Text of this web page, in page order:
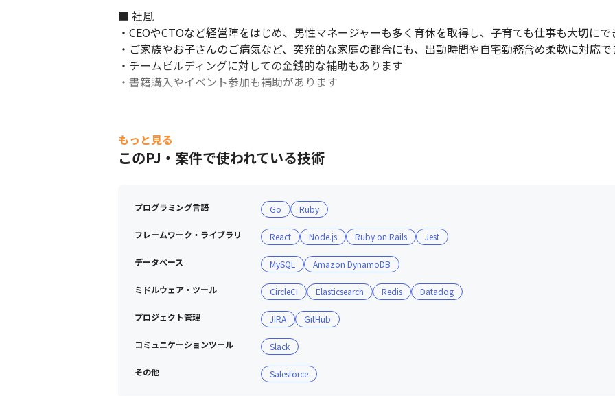
■ 社風
・CEOやCTOなど経営陣をはじめ、男性マネージャーも多く育休を取得し、子育ても仕事も大切に
・ご家族やお子さんのご病気など、突発的な家庭の都合にも、出勤時間や自宅勤務含め柔軟に対応で
・チームビルディングに対しての金銭的な補助もあります
・書籍購入やイベント参加も補助があります
もっと見る
このPJ・案件で使われている技術
プログラミング言語 Go Ruby
フレームワーク・ライブラリ React Node.js Ruby on Rails Jest
データベース MySQL Amazon DynamoDB
ミドルウェア・ツール CircleCI Elasticsearch Redis Datadog
プロジェクト管理 JIRA GitHub
コミュニケーションツール Slack
その他 Salesforce